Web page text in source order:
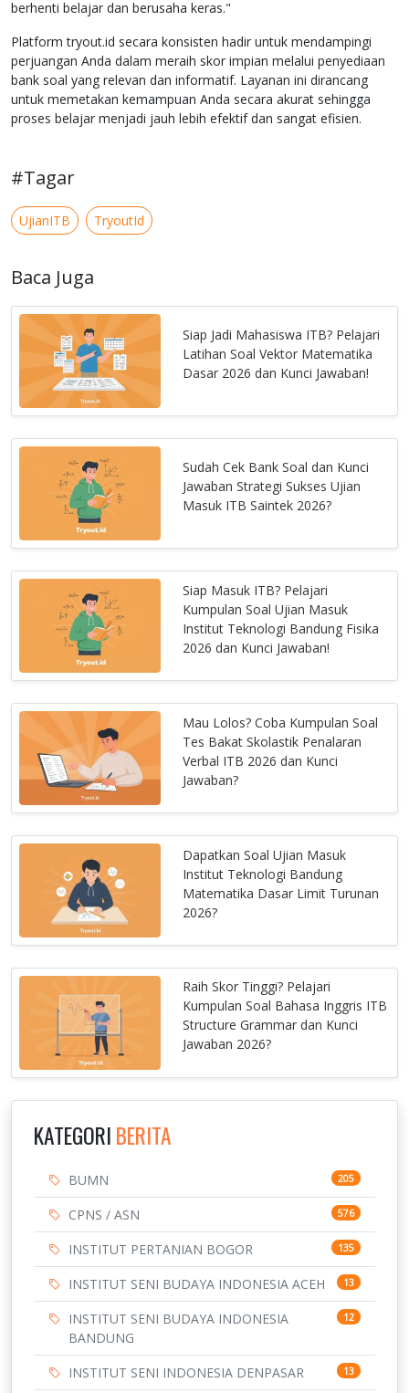
berhenti belajar dan berusaha keras."
Platform tryout.id secara konsisten hadir untuk mendampingi
perjuangan Anda dalam meraih skor impian melalui penyediaan
bank soal yang relevan dan informatif. Layanan ini dirancang
untuk memetakan kemampuan Anda secara akurat sehingga
proses belajar menjadi jauh lebih efektif dan sangat efisien.
#Tagar
UjianITB TryoutId
Baca Juga
Siap Jadi Mahasiswa ITB? Pelajari
Latihan Soal Vektor Matematika
Dasar 2026 dan Kunci Jawaban!
Sudah Cek Bank Soal dan Kunci
Jawaban Strategi Sukses Ujian
Masuk ITB Saintek 2026?
Siap Masuk ITB? Pelajari
Kumpulan Soal Ujian Masuk
Institut Teknologi Bandung Fisika
2026 dan Kunci Jawaban!
Mau Lolos? Coba Kumpulan Soal
Tes Bakat Skolastik Penalaran
Verbal ITB 2026 dan Kunci
Jawaban?
Dapatkan Soal Ujian Masuk
Institut Teknologi Bandung
Matematika Dasar Limit Turunan
2026?
Raih Skor Tinggi? Pelajari
Kumpulan Soal Bahasa Inggris ITB
Structure Grammar dan Kunci
Jawaban 2026?
KATEGORI BERITA
BUMN 205
CPNS / ASN 576
INSTITUT PERTANIAN BOGOR 135
INSTITUT SENI BUDAYA INDONESIA ACEH 13
INSTITUT SENI BUDAYA INDONESIA
BANDUNG
12
INSTITUT SENI INDONESIA DENPASAR 13